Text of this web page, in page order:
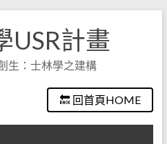
USR計畫
生：士林學之建構
🔙 回首頁HOME